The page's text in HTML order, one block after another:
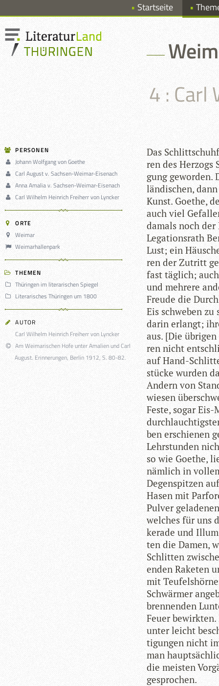
Startseite
4 : Carl
PERSONEN
Johann Wolfgang von Goethe
Carl August v. Sachsen-Weimar-Eisenach
Anna Amalia v. Sachsen-Weimar-Eisenach
Carl Wilhelm Heinrich Freiherr von Lyncker
ORTE
Weimar
Weimarhallenpark
THEMEN
Thüringen im literarischen Spiegel
Literarisches Thüringen um 1800
AUTOR
Carl Wilhelm Heinrich Freiherr von Lyncker
Am Weimarischen Hofe unter Amalien und Carl
August. Erinnerungen, Berlin 1912, S. 80-82.
Das
ren des
gung
län­di­schen,
Kunst. Goe­the,
auch viel
damals noch
Lega­ti­ons­rath
Lust; ein
ren der Zutritt
fast täg­lich;
und meh­rere
Freude die
Eis schwe­ben
darin erlangt;
aus. [Die
ren nicht
auf Hand-
stü­cke wur­den
Andern von
wie­sen
Feste, sogar
ben erschie­nen
Lehr­stun­den
so wie Goe­the,
näm­lich in
Degen­spit­zen
Hasen mit
Pul­ver
wel­ches für uns
ke­rade und
ten die Damen,
Schlit­ten
en­den Rake­ten
mit
Schwär­mer
bren­nen­den
Feuer
unter leicht
ti­gun­gen nicht
man
die meis­ten
gesprochen.